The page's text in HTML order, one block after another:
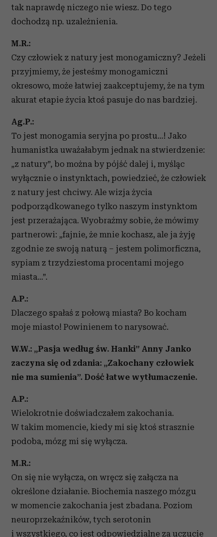
tak naprawdę niczego nie wiesz. Do tego
dochodzą np. uzależnienia.
M.R.:
Czy człowiek z natury jest monogamiczny? Jeżeli
przyjmiemy, że jesteśmy monogamiczni
okresowo, może łatwiej zaakceptujemy, że na tym
akurat etapie życia ktoś pasuje do nas bardziej.
Ag.P.:
To jest monogamia seryjna po prostu...! Jako
humanistka uważałabym jednak na stwierdzenie:
„z natury”, bo można by pójść dalej i, myśląc
wyłącznie o instynktach, powiedzieć, że człowiek
z natury jest chciwy. Ale wizja życia
podporządkowanego tylko naszym instynktom
jest przerażająca. Wyobraźmy sobie, że mówimy
partnerowi: „fajnie, że mnie kochasz, ale ja żyję
zgodnie ze swoją naturą – jestem polimorficzna,
sypiam z trzydziestoma procentami mojego
miasta…”.
A.P.:
Dlaczego spałaś z połową miasta? Bo kocham
moje miasto! Powinienem to narysować.
W.W.: „Pasja według św. Hanki” Anny Janko
zaczyna się od zdania: „Zakochany człowiek
nie ma sumienia”. Dość łatwe wytłumaczenie.
A.P.:
Wielokrotnie doświadczałem zakochania.
W takim momencie, kiedy mi się ktoś strasznie
podoba, mózg mi się wyłącza.
M.R.:
On się nie wyłącza, on wręcz się załącza na
określone działanie. Biochemia naszego mózgu
w momencie zakochania jest zbadana. Poziom
neuroprzekaźników, tych serotonin
i wszystkiego, co jest odpowiedzialne za uczucie